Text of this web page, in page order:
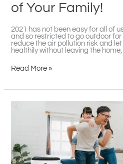
of Your Family!
2021 has not been easy for all of
and so restricted to go outdoor
reduce the air pollution risk and
healthily without leaving the
Read More »
它
人
的
HERO：